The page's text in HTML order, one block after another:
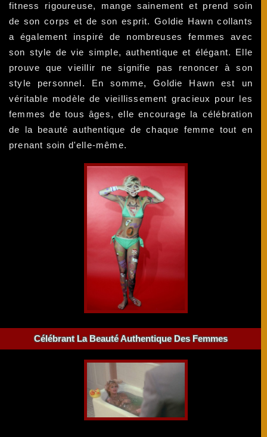
fitness rigoureuse, mange sainement et prend soin
de son corps et de son esprit. Goldie Hawn collants
a également inspiré de nombreuses femmes avec
son style de vie simple, authentique et élégant. Elle
prouve que vieillir ne signifie pas renoncer à son
style personnel. En somme, Goldie Hawn est un
véritable modèle de vieillissement gracieux pour les
femmes de tous âges, elle encourage la célébration
de la beauté authentique de chaque femme tout en
prenant soin d'elle-même.
Célébrant La Beauté Authentique Des Femmes